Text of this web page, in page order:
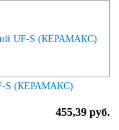
S (КЕРАМАКС)
455,39 руб.